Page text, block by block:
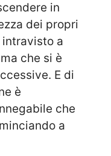
in
dei propri
intravisto a
che si è
E di
è
che
a